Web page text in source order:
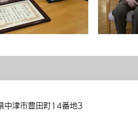
津市豊田町14番地3